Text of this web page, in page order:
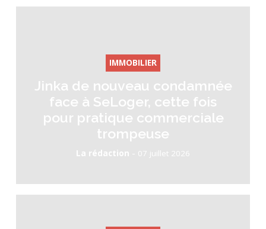
IMMOBILIER
Jinka de nouveau condamnée
face à SeLoger, cette fois
pour pratique commerciale
trompeuse
La rédaction - 07 juillet 2026